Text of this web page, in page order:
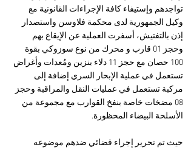
تواجدهم وإستيفاء كافة الإجراءات القانونية مع
وكيل الجمهورية لدى محكمة فلاوسن واستصدار
إذن بالتفتيش، أسفرت العملية عن الإيقاع بهم
وحجز 01 قارب و محرك من نوع سوزوكي بقوة
100 حصان مع حجز 11 دلاء بنزين ومُعدات وأغراض
تستعمل في عملية الإبحار السري إضافة إلى
مركبة تستعمل في عمليات النقل والمراقبة وحجز
08 مضخات خاصة بنفخ القوارب مع مجموعة من
الأسلحة البيضاء المحظورة.
حيث تم تحرير إجراء قضائي ضدهم موضوعه